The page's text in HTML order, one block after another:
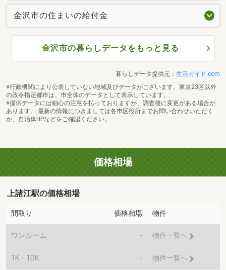
金沢市の住まいの給付金
金沢市の暮らしデータをもっと見る
暮らしデータ提供元： 生活ガイド.com
※行政機関により公表していない地域及びデータがございます。東京23区以外
の政令指定都市は、市全体のデータとして表示しています。
※提供データには細心の注意を払っておりますが、調査後に変更がある場合が
あります。 最新の情報につきましては各市区役所までお問い合わせいただく
か、自治体HPなどをご確認ください。
価格相場
上諸江駅の価格相場
間取り 価格相場 物件
ワンルーム - 物件一覧へ
1K・1DK - 物件一覧へ